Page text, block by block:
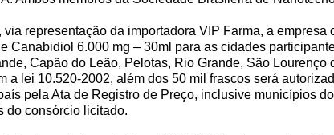
via representação da importadora VIP Farma, a empresa
Canabidiol 6.000 mg – 30ml para as cidades
Capão do Leão, Pelotas, Rio Grande, São Lourenço
a lei 10.520-2002, além dos 50 mil frascos será
pela Ata de Registro de Preço, inclusive municípios
do consórcio licitado.